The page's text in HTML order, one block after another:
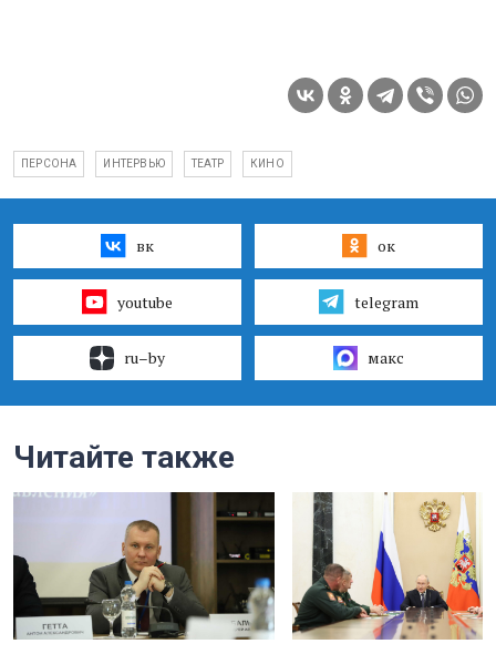
ПЕРСОНА ИНТЕРВЬЮ ТЕАТР КИНО
вк ок
youtube telegram
ru–by макс
Читайте также